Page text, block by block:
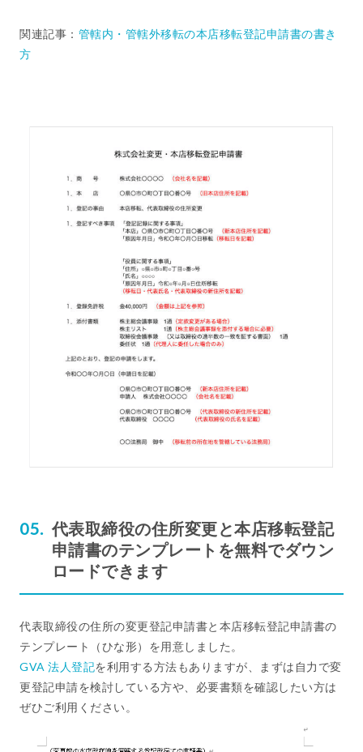
関連記事： 管轄内・管轄外移転の本店移転登記申請書の書き
方
代表取締役の住所変更と本店移転登記
申請書のテンプレートを無料でダウン
ロードできます
代表取締役の住所の変更登記申請書と本店移転登記申請書の
テンプレート（ひな形）を用意しました。
GVA 法人登記を利用する方法もありますが、まずは自力で変
更登記申請を検討している方や、必要書類を確認したい方は
ぜひご利用ください。